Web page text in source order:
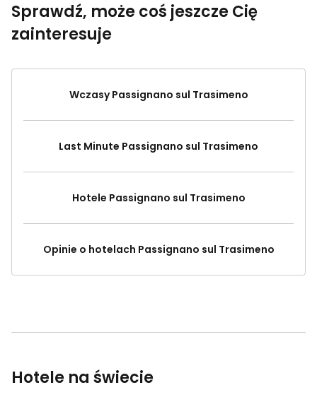
Sprawdź, może coś jeszcze Cię
zainteresuje
Wczasy Passignano sul Trasimeno
Last Minute Passignano sul Trasimeno
Hotele Passignano sul Trasimeno
Opinie o hotelach Passignano sul Trasimeno
Hotele na świecie